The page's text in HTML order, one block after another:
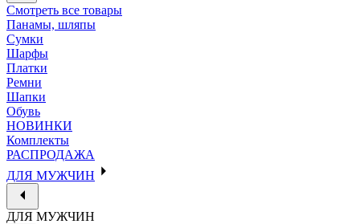
Смотреть все товары
Панамы, шляпы
Сумки
Шарфы
Платки
Ремни
Шапки
Обувь
НОВИНКИ
Комплекты
РАСПРОДАЖА
ДЛЯ МУЖЧИН
ДЛЯ МУЖЧИН